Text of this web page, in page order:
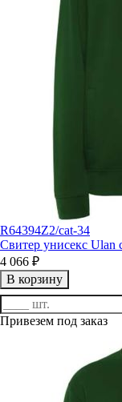
R64394Z2/cat-34
Свитер унисекс Ulan
4 066 ₽
В корзину
Привезем под заказ